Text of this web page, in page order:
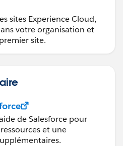
Financial Ser
sites Experience Cloud,
votre organisation et
site.
de Salesforce pour
et une